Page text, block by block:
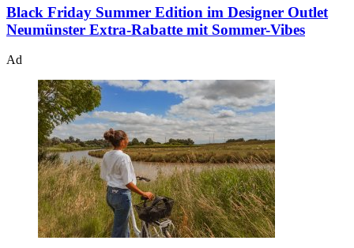
Black Friday Summer Edition im Designer Outlet
Neumünster Extra-Rabatte mit Sommer-Vibes
Ad